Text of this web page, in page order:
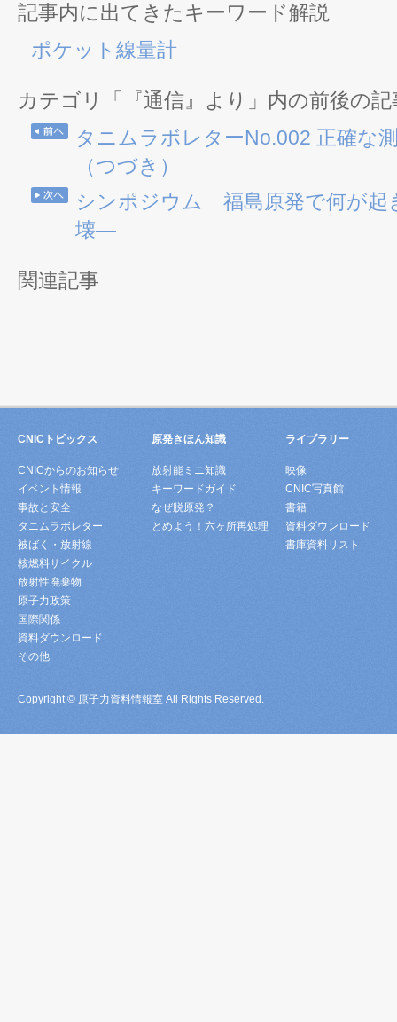
記事内に出てきたキーワード解説
ポケット線量計
カテゴリ「『通信』より」内の前後の記
タニムラボレターNo.002 正確な
（つづき）
シンポジウム 福島原発で何が起
壊―
関連記事
CNICトピックス
CNICからのお知らせ
イベント情報
事故と安全
タニムラボレター
被ばく・放射線
核燃料サイクル
放射性廃棄物
原子力政策
国際関係
資料ダウンロード
その他
原発きほん知識
放射能ミニ知識
キーワードガイド
なぜ脱原発？
とめよう！六ヶ所再処理
ライブラリー
映像
CNIC写真館
書籍
資料ダウンロード
書庫資料リスト
Copyright © 原子力資料情報室 All Rights Reserved.